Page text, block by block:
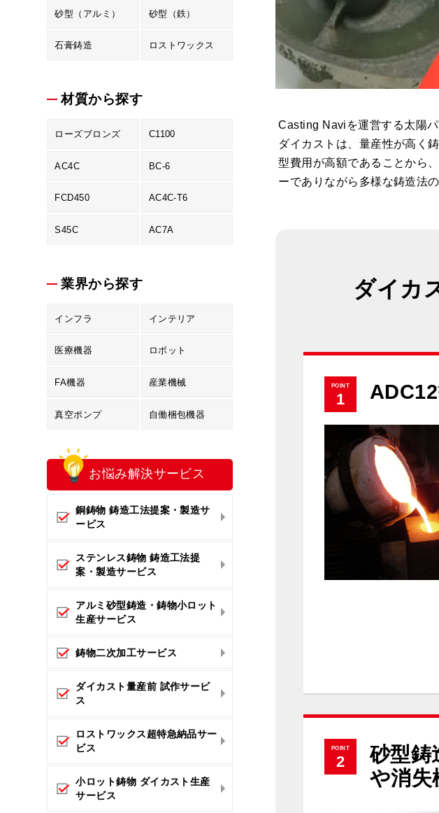
Casting Naviを運営する太陽
ダイカストは、量産性が高く
型費用が高額であることから
ーでありながら多様な鋳造法
ダイカ
POINT
1
POINT
2
砂型鋳
や消失
砂型（アルミ） 砂型（鉄）
石膏鋳造 ロストワックス
材質から探す
ローズブロンズ C1100
AC4C BC-6
FCD450 AC4C-T6
S45C AC7A
業界から探す
インフラ インテリア
医療機器 ロボット
FA機器 産業機械
真空ポンプ 自働梱包機器
お悩み解決サービス
銅鋳物 鋳造工法提案・製造サ
ービス
ステンレス鋳物 鋳造工法提
案・製造サービス
アルミ砂型鋳造・鋳物小ロット
生産サービス
鋳物二次加工サービス
ダイカスト量産前 試作サービ
ス
ロストワックス超特急納品サー
ビス
小ロット鋳物 ダイカスト生産
サービス